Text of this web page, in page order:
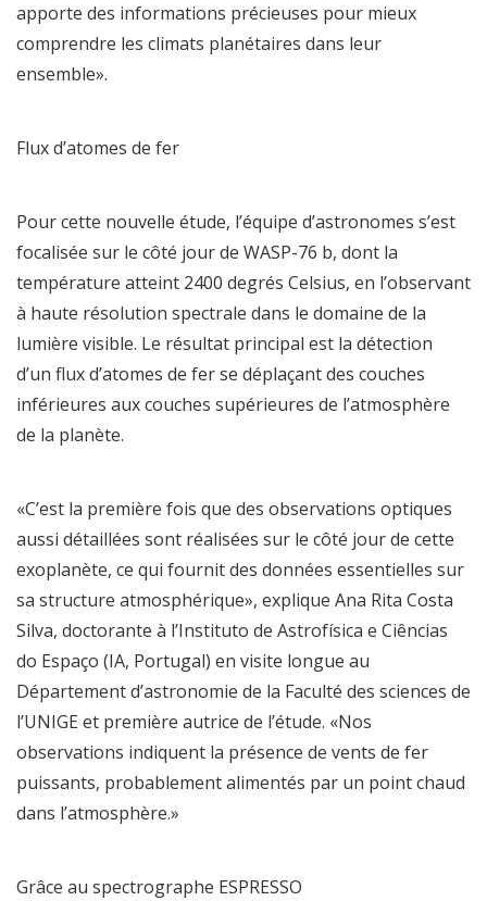
apporte des informations précieuses pour mieux
comprendre les climats planétaires dans leur
ensemble».
Flux d’atomes de fer
Pour cette nouvelle étude, l’équipe d’astronomes s’est
focalisée sur le côté jour de WASP-76 b, dont la
température atteint 2400 degrés Celsius, en l’observant
à haute résolution spectrale dans le domaine de la
lumière visible. Le résultat principal est la détection
d’un flux d’atomes de fer se déplaçant des couches
inférieures aux couches supérieures de l’atmosphère
de la planète.
«C’est la première fois que des observations optiques
aussi détaillées sont réalisées sur le côté jour de cette
exoplanète, ce qui fournit des données essentielles sur
sa structure atmosphérique», explique Ana Rita Costa
Silva, doctorante à l’Instituto de Astrofísica e Ciências
do Espaço (IA, Portugal) en visite longue au
Département d’astronomie de la Faculté des sciences de
l’UNIGE et première autrice de l’étude. «Nos
observations indiquent la présence de vents de fer
puissants, probablement alimentés par un point chaud
dans l’atmosphère.»
Grâce au spectrographe ESPRESSO